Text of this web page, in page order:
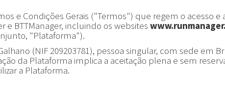
e Condições Gerais ("Termos") que regem o acesso e
e BTTManager, incluindo os websites
"Plataforma").
(NIF 209203781), pessoa singular, com sede em
da Plataforma implica a aceitação plena e sem
a Plataforma.